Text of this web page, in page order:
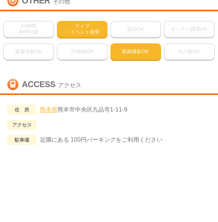
24時間
利用可能
ライブ
・イベント使用
宿泊OK キッチン調理OK
楽器演奏OK TV収録OK 動画撮影OK 大人数OK
ACCESS アクセス
住 所 熊本県熊本市中央区九品寺1-11-9
アクセス
駐車場 近隣にある 100円パーキングをご利用ください